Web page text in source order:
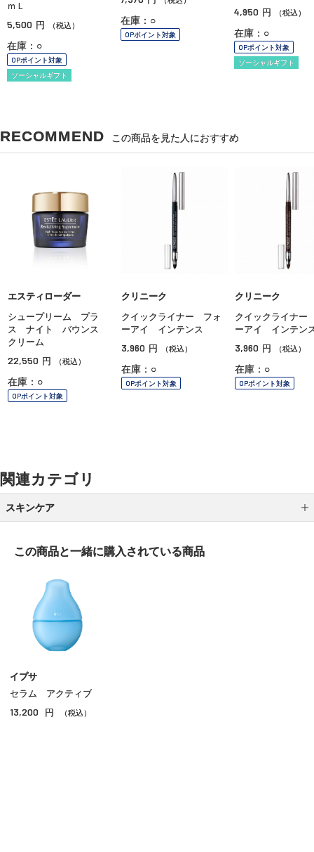
ｍＬ
5,500 円 （税込）
在庫：○
OPポイント対象
ソーシャルギフト
在庫：○
OPポイント対象
4,950 円 （税込）
在庫：○
OPポイント対象
ソーシャルギフト
RECOMMEND この商品を見た人におすすめ
エスティローダー
シュープリーム プラ
ス ナイト バウンス
クリーム
22,550 円 （税込）
在庫：○
OPポイント対象
クリニーク
クイックライナー フォ
ーアイ インテンス
3,960 円 （税込）
在庫：○
OPポイント対象
クリニーク
クイックライナ
ーアイ インテン
3,960 円 （税込）
在庫：○
OPポイント対象
関連カテゴリ
スキンケア
クリーム
美容液
オイル
この商品と一緒に購入されている商品
イプサ
セラム アクティブ
13,200 円 （税込）